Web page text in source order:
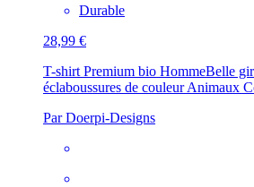
Durable
28,99 €
T-shirt Premium bio HommeBelle
éclaboussures de couleur Animaux
Par Doerpi-Designs